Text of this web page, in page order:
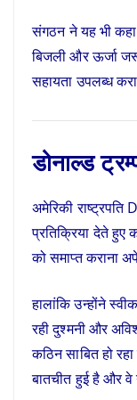
संगठन ने यह भी
बिजली और ऊर्जा
सहायता उपलब्ध
डोनाल्ड
अमेरिकी राष्ट्रपति
प्रतिक्रिया देते
को समाप्त कराना
हालांकि उन्होंने
रही दुश्मनी और
कठिन साबित हो
बातचीत हुई है और वे